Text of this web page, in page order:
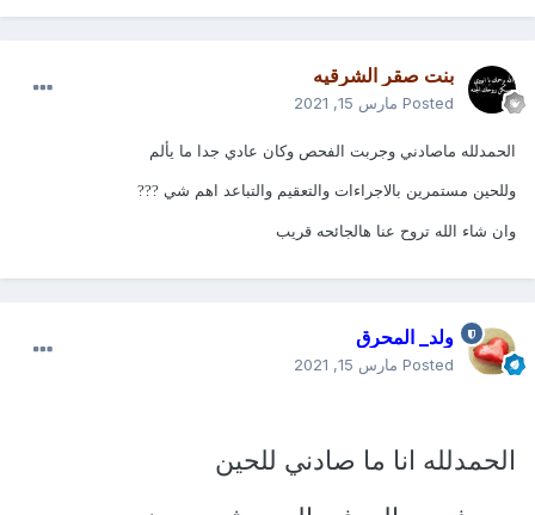
بنت صقر الشرقيه
Posted مارس 15, 2021
الحمدلله ماصادني وجربت الفحص وكان عادي جدا ما يألم
وللحين مستمرين بالاجراءات والتعقيم والتباعد اهم شي ??
?
وان شاء الله تروح عنا هالجائحه قريب
ولد_ المحرق
Posted مارس 15, 2021
الحمدلله انا ما صادني للحين